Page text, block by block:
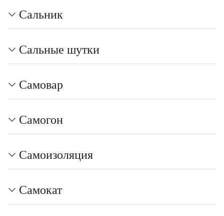
Сальник
Сальные шутки
Самовар
Самогон
Самоизоляция
Самокат